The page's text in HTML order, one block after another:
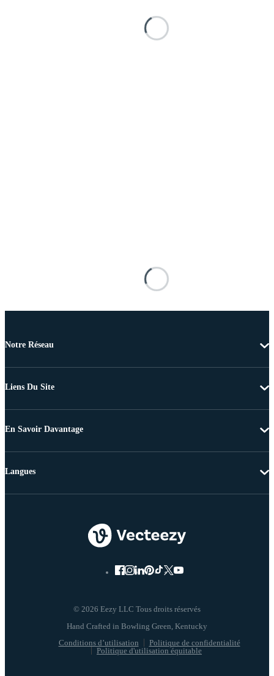
Notre Réseau
Liens Du Site
En Savoir Davantage
© 2026 Eezy LLC Tous droits réservés
Conditions d’utilisation
Politique de confidentialité
Politique d'utilisation équitable
Langues